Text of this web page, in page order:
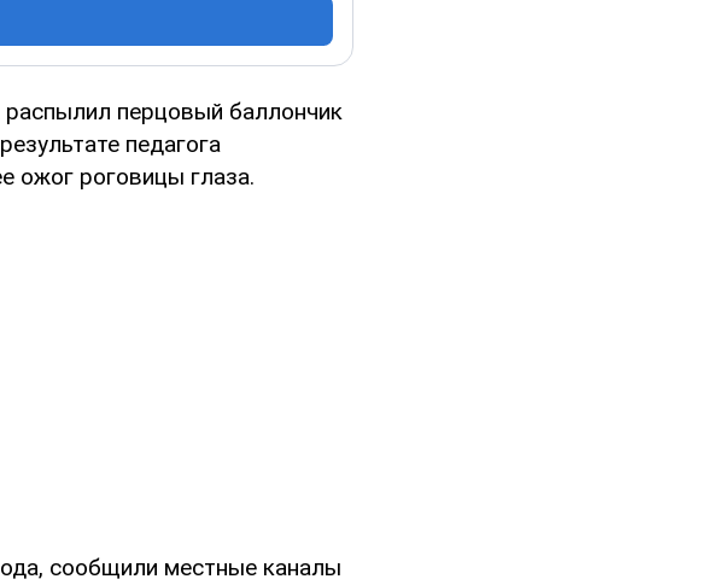
перцовый баллончик
педагога
ожог роговицы глаза.
сообщили местные каналы